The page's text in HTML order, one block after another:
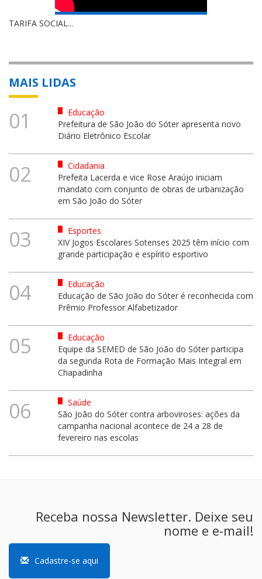
TARIFA SOCIAL...
MAIS LIDAS
01
Educação
Prefeitura de São João do Sóter apresenta novo
Diário Eletrônico Escolar
02
Cidadania
Prefeita Lacerda e vice Rose Araújo iniciam
mandato com conjunto de obras de urbanização
em São João do Sóter
03
Esportes
XIV Jogos Escolares Sotenses 2025 têm início com
grande participação e espírito esportivo
04
Educação
Educação de São João do Sóter é reconhecida com
Prêmio Professor Alfabetizador
05
Educação
Equipe da SEMED de São João do Sóter participa
da segunda Rota de Formação Mais Integral em
Chapadinha
06
Saúde
São João do Sóter contra arboviroses: ações da
campanha nacional acontece de 24 a 28 de
fevereiro nas escolas
Receba nossa Newsletter. Deixe seu
nome e e-mail!
Cadastre-se aqui